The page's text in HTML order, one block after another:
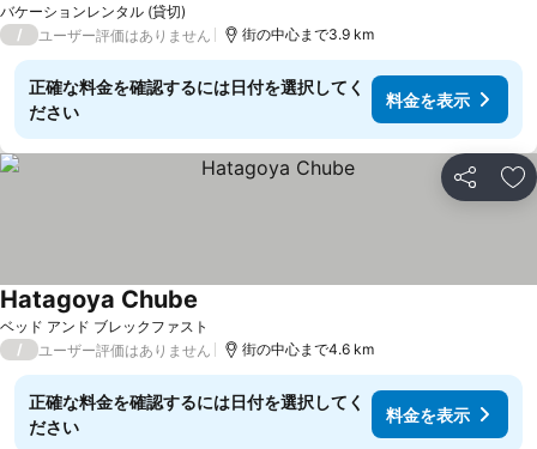
バケーションレンタル (貸切)
/ ユーザー評価はありません 街の中心まで3.9 km
正確な料金を確認するには日付を選択してく
ださい
料金を表示
シェア お
ベッド アンド ブレックファスト
Hatagoya Chube
/ ユーザー評価はありません 街の中心まで4.6 km
正確な料金を確認するには日付を選択してく
ださい
料金を表示